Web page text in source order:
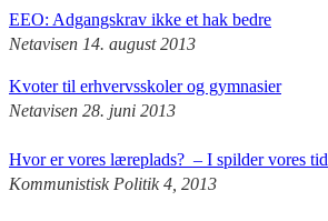
EEO: Adgangskrav ikke et hak bedre
Netavisen 14. august 2013
Kvoter til erhvervsskoler og gymnasier
Netavisen 28. juni 2013
Hvor er vores læreplads? – I spilder vores tid
Kommunistisk Politik 4, 2013